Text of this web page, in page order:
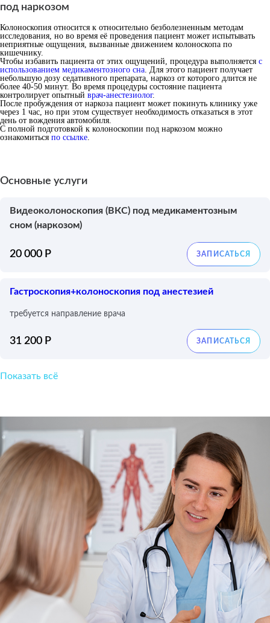
под наркозом
Колоноскопия относится к относительно безболезненным методам
исследования, но во время её проведения пациент может испытывать
неприятные ощущения, вызванные движением колоноскопа по
кишечнику.
Чтобы избавить пациента от этих ощущений, процедура выполняется с
использованием медикаментозного сна. Для этого пациент получает
небольшую дозу седативного препарата, наркоз от которого длится не
более 40-50 минут. Во время процедуры состояние пациента
контролирует опытный врач-анестезиолог.
После пробуждения от наркоза пациент может покинуть клинику уже
через 1 час, но при этом существует необходимость отказаться в этот
день от вождения автомобиля.
С полной подготовкой к колоноскопии под наркозом можно
ознакомиться по ссылке.
Основные услуги
Видеоколоноскопия (ВКС) под медикаментозным
сном (наркозом)
20 000 Р
Гастроскопия+колоноскопия под анестезией
требуется направление врача
31 200 Р
Показать всё